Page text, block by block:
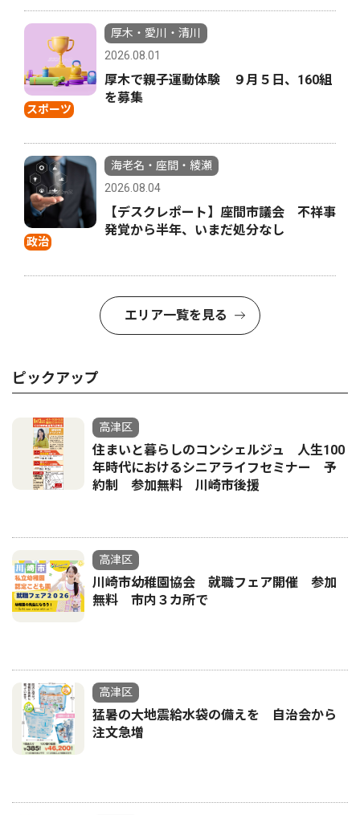
スポーツ
厚木・愛川・清川
2026.08.01
厚木で親子運動体験 ９月５日、160組
を募集
政治
海老名・座間・綾瀬
2026.08.04
【デスクレポート】座間市議会 不祥事
発覚から半年、いまだ処分なし
エリア一覧を見る
ピックアップ
高津区
住まいと暮らしのコンシェルジュ 人生100
年時代におけるシニアライフセミナー 予
約制 参加無料 川崎市後援
高津区
川崎市幼稚園協会 就職フェア開催 参加
無料 市内３カ所で
高津区
猛暑の大地震給水袋の備えを 自治会から
注文急増